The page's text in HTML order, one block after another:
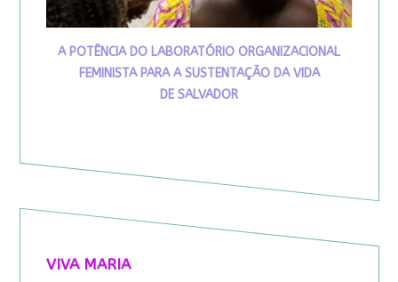
A POTÊNCIA DO LABORATÓRIO ORGANIZACIONAL
FEMINISTA PARA A SUSTENTAÇÃO DA VIDA
DE SALVADOR
VIVA MARIA